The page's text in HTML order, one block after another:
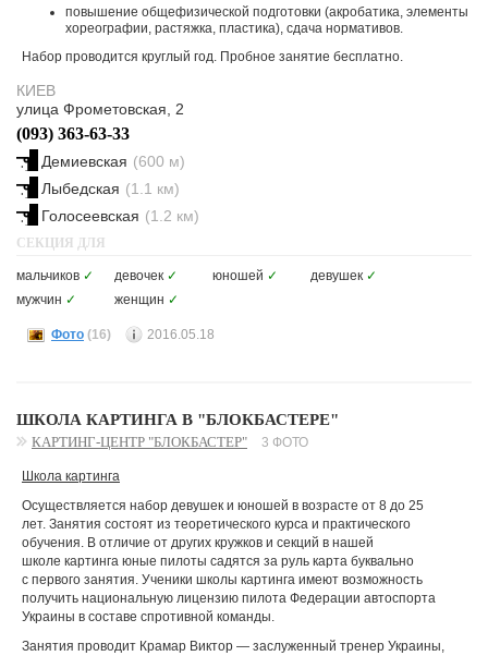
повышение общефизической подготовки (акробатика, элементы
хореографии, растяжка, пластика), сдача нормативов.
Набор проводится круглый год. Пробное занятие бесплатно.
КИЕВ
улица Фрометовская, 2
(093) 363-63-33
Демиевская (600 м)
Лыбедская (1.1 км)
Голосеевская (1.2 км)
СЕКЦИЯ ДЛЯ
мальчиков ✓ девочек ✓ юношей ✓ девушек ✓
мужчин ✓ женщин ✓
Фото (16) 2016.05.18
ШКОЛА КАРТИНГА В "БЛОКБАСТЕРЕ"
КАРТИНГ-ЦЕНТР "БЛОКБАСТЕР" 3 ФОТО
Школа картинга
Осуществляется набор девушек и юношей в возрасте от 8 до 25
лет. Занятия состоят из теоретического курса и практического
обучения. В отличие от других кружков и секций в нашей
школе картинга юные пилоты садятся за руль карта буквально
с первого занятия. Ученики школы картинга имеют возможность
получить национальную лицензию пилота Федерации автоспорта
Украины в составе спротивной команды.
Занятия проводит Крамар Виктор — заслуженный тренер Украины,